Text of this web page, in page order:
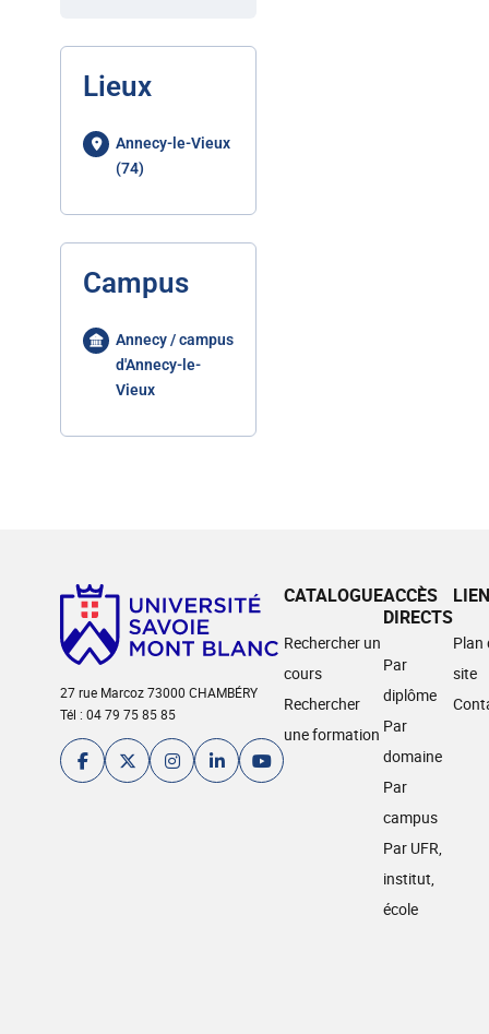
Lieux
Annecy-le-Vieux
(74)
Campus
Annecy / campus
d'Annecy-le-
Vieux
27 rue Marcoz 73000 CHAMBÉRY
Tél : 04 79 75 85 85
CATALOGUE
Rechercher un
cours
Rechercher
une formation
ACCÈS
DIRECTS
Par
diplôme
Par
domaine
Par
campus
Par UFR,
institut,
école
Plan
site